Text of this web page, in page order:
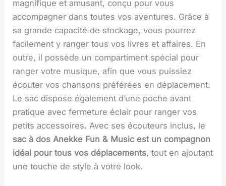
magnifique et amusant, conçu pour vous
accompagner dans toutes vos aventures. Grâce à
sa grande capacité de stockage, vous pourrez
facilement y ranger tous vos livres et affaires. En
outre, il possède un compartiment spécial pour
ranger votre musique, afin que vous puissiez
écouter vos chansons préférées en déplacement.
Le sac dispose également d’une poche avant
pratique avec fermeture éclair pour ranger vos
petits accessoires. Avec ses écouteurs inclus, le
sac à dos Anekke Fun & Music est un compagnon
idéal pour tous vos déplacements, tout en ajoutant
une touche de style à votre look.